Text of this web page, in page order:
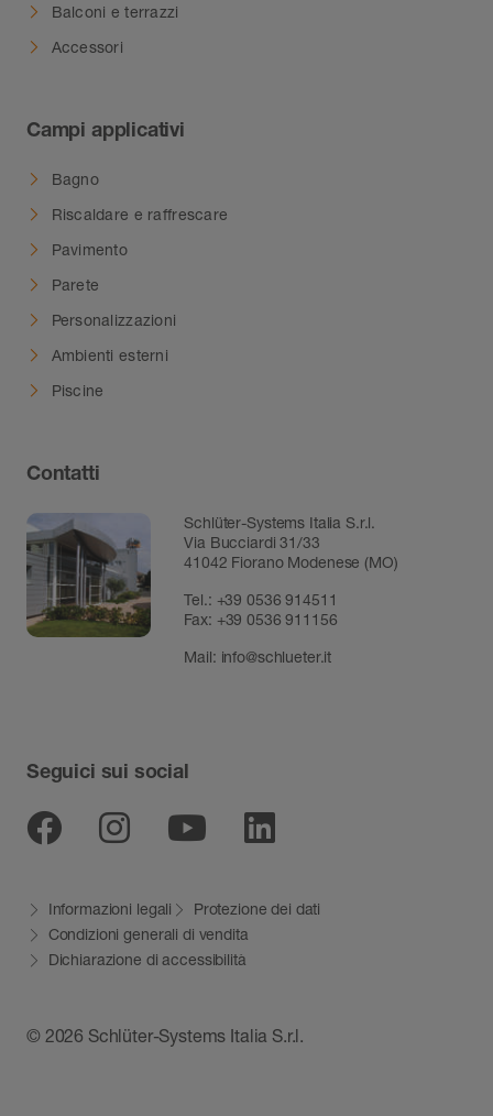
Balconi e terrazzi
Accessori
Campi applicativi
Bagno
Riscaldare e raffrescare
Pavimento
Parete
Personalizzazioni
Ambienti esterni
Piscine
Contatti
Schlüter-Systems Italia S.r.l.
Via Bucciardi 31/33
41042 Fiorano Modenese (MO)
Tel.: +39 0536 914511
Fax: +39 0536 911156
Mail: info@schlueter.it
Seguici sui social
Facebook
Instagram
YoutubeLinkedin
© 2026 Schlüter-Systems Italia S.r.l.
Informazioni legali
Protezione dei dati
Condizioni generali di vendita
Dichiarazione di accessibilità